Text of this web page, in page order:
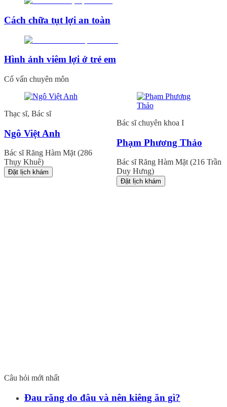
Cách chữa tụt lợi an toàn
Hình ảnh viêm lợi ở trẻ em
Cố vấn chuyên môn
Thạc sĩ, Bác sĩ
Ngô Việt Anh
Bác sĩ Răng Hàm Mặt (286
Thụy Khuê)
Đặt lịch khám
Bác sĩ chuyên khoa I
Phạm Phương Thảo
Bác sĩ Răng Hàm Mặt (216 Trần
Duy Hưng)
Đặt lịch khám
Câu hỏi mới nhất
Đau răng do đâu và nên kiêng ăn gì?